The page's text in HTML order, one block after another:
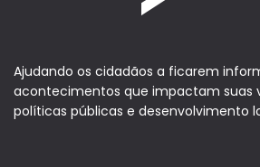
Ajudando os cidadãos a ficarem
acontecimentos que impactam suas
políticas públicas e desenvolvimento